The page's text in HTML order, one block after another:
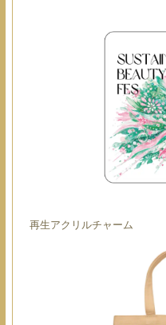
再生アクリルチャーム